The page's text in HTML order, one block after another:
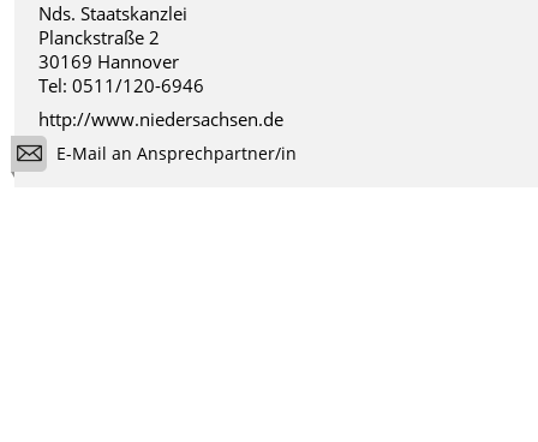
Nds. Staatskanzlei
Planckstraße 2
30169 Hannover
Tel: 0511/120-6946
http://www.niedersachsen.de
E-Mail an Ansprechpartner/in